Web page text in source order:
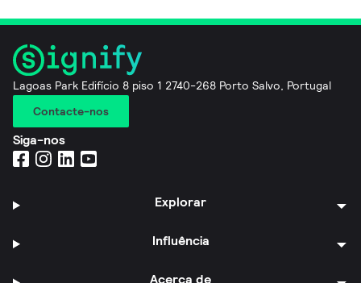
Lagoas Park Edifício 8 piso 1 2740-268 Porto Salvo, Portugal
Contacte-nos
Siga-nos
Explorar
Influência
Acerca de